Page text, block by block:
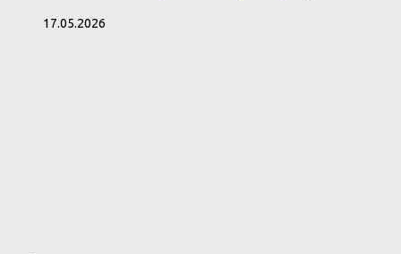
17.05.2026